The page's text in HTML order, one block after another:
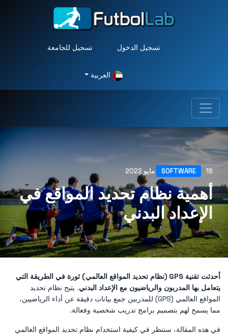
تسجيل الدخول تسجيل للجامعة
العربية
SOFTWARE 18 مايو 2022
أهمية نظام تحديد المواقع في
الإعداد البدني
أحدثت تقنية GPS (نظام تحديد المواقع العالمي) ثورة في الطريقة التي
يتعامل بها المدربون والرياضيون مع الإعداد البدني. يتيح نظام تحديد
المواقع العالمي (GPS) للمدربين جمع بيانات دقيقة عن أداء الرياضيين،
مما يسمح لهم بتصميم برامج تدريب شخصية وفعالة.
في هذه المقالة، سننظر في كيفية استخدام نظام تحديد المواقع العالمي